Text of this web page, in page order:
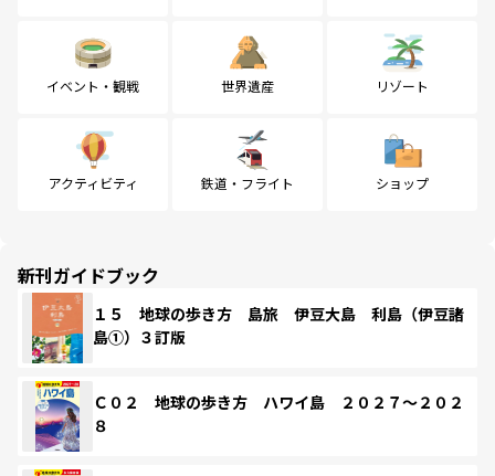
イベント・観戦 世界遺産 リゾート
アクティビティ 鉄道・フライト ショップ
新刊ガイドブック
１５ 地球の歩き方 島旅 伊豆大島 利島（伊豆諸
島①）３訂版
Ｃ０２ 地球の歩き方 ハワイ島 ２０２７～２０２
８